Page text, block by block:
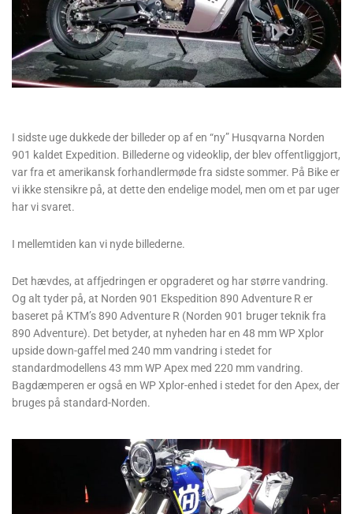
I ​​sidste uge dukkede der billeder op af en “ny” Husqvarna Norden
901 kaldet Expedition. Billederne og videoklip, der blev offentliggjort,
var fra et amerikansk forhandlermøde fra sidste sommer. På Bike er
vi ikke stensikre på, at dette den endelige model, men om et par uger
har vi svaret.
I mellemtiden kan vi nyde billederne.
Det hævdes, at affjedringen er opgraderet og har større vandring.
Og alt tyder på, at Norden 901 Ekspedition 890 Adventure R er
baseret på KTM’s 890 Adventure R (Norden 901 bruger teknik fra
890 Adventure). Det betyder, at nyheden har en 48 mm WP Xplor
upside down-gaffel med 240 mm vandring i stedet for
standardmodellens 43 mm WP Apex med 220 mm vandring.
Bagdæmperen er også en WP Xplor-enhed i stedet for den Apex, der
bruges på standard-Norden.